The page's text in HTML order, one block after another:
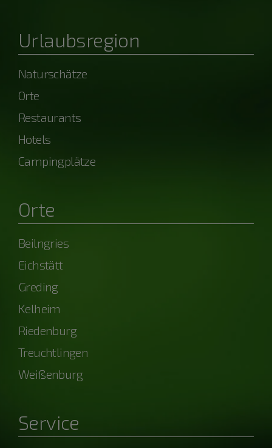
Urlaubsregion
Naturschätze
Orte
Restaurants
Hotels
Campingplätze
Orte
Beilngries
Eichstätt
Greding
Kelheim
Riedenburg
Treuchtlingen
Weißenburg
Service